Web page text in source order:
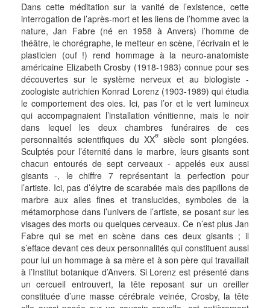
Dans cette méditation sur la vanité de l’existence, cette
interrogation de l’après-mort et les liens de l’homme avec la
nature, Jan Fabre (né en 1958 à Anvers) l’homme de
théâtre, le chorégraphe, le metteur en scène, l’écrivain et le
plasticien (ouf !) rend hommage à la neuro-anatomiste
américaine Elizabeth Crosby (1918-1983) connue pour ses
découvertes sur le système nerveux et au biologiste -
zoologiste autrichien Konrad Lorenz (1903-1989) qui étudia
le comportement des oies. Ici, pas l’or et le vert lumineux
qui accompagnaient l’installation vénitienne, mais le noir
dans lequel les deux chambres funéraires de ces
personnalités scientifiques du XXe siècle sont plongées.
Sculptés pour l’éternité dans le marbre, leurs gisants sont
chacun entourés de sept cerveaux - appelés eux aussi
gisants -, le chiffre 7 représentant la perfection pour
l’artiste. Ici, pas d’élytre de scarabée mais des papillons de
marbre aux ailes fines et translucides, symboles de la
métamorphose dans l’univers de l’artiste, se posant sur les
visages des morts ou quelques cerveaux. Ce n’est plus Jan
Fabre qui se met en scène dans ces deux gisants ; il
s’efface devant ces deux personnalités qui constituent aussi
pour lui un hommage à sa mère et à son père qui travaillait
à l’Institut botanique d’Anvers. Si Lorenz est présenté dans
un cercueil entrouvert, la tête reposant sur un oreiller
constituée d’une masse cérébrale veinée, Crosby, la tête